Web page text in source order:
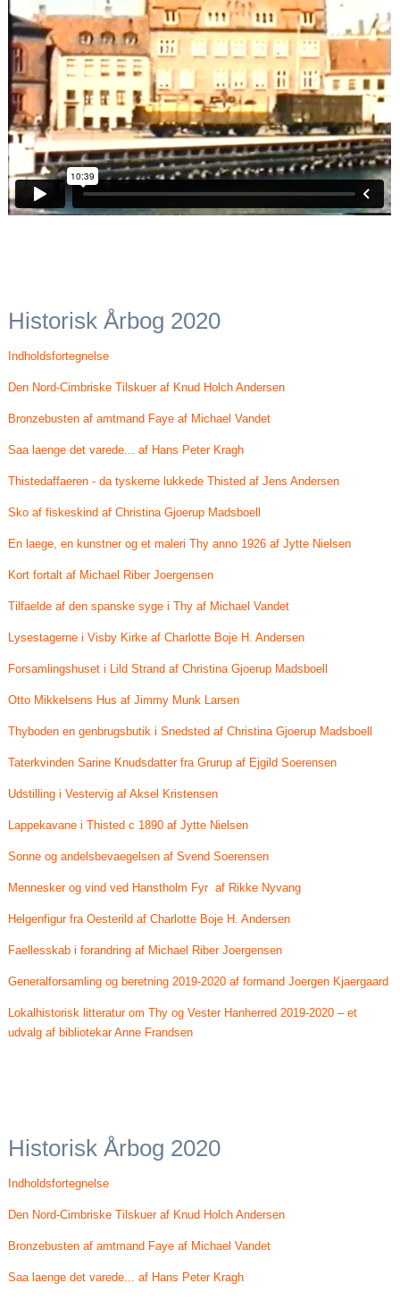
Historisk Årbog 2020
Indholdsfortegnelse
Den Nord-Cimbriske Tilskuer af Knud Holch Andersen
Bronzebusten af amtmand Faye af Michael Vandet
Saa laenge det varede... af Hans Peter Kragh
Thistedaffaeren - da tyskerne lukkede Thisted af Jens Andersen
Sko af fiskeskind af Christina Gjoerup Madsboell
En laege, en kunstner og et maleri Thy anno 1926 af Jytte Nielsen
Kort fortalt af Michael Riber Joergensen
Tilfaelde af den spanske syge i Thy af Michael Vandet
Lysestagerne i Visby Kirke af Charlotte Boje H. Andersen
Forsamlingshuset i Lild Strand af Christina Gjoerup Madsboell
Otto Mikkelsens Hus af Jimmy Munk Larsen
Thyboden en genbrugsbutik i Snedsted af Christina Gjoerup Madsboell
Taterkvinden Sarine Knudsdatter fra Grurup af Ejgild Soerensen
Udstilling i Vestervig af Aksel Kristensen
Lappekavane i Thisted c 1890 af Jytte Nielsen
Sonne og andelsbevaegelsen af Svend Soerensen
Mennesker og vind ved Hanstholm Fyr af Rikke Nyvang
Helgenfigur fra Oesterild af Charlotte Boje H. Andersen
Faellesskab i forandring af Michael Riber Joergensen
Generalforsamling og beretning 2019-2020 af formand Joergen Kjaergaard
Lokalhistorisk litteratur om Thy og Vester Hanherred 2019-2020 – et
udvalg af bibliotekar Anne Frandsen
Historisk Årbog 2020
Indholdsfortegnelse
Den Nord-Cimbriske Tilskuer af Knud Holch Andersen
Bronzebusten af amtmand Faye af Michael Vandet
Saa laenge det varede... af Hans Peter Kragh